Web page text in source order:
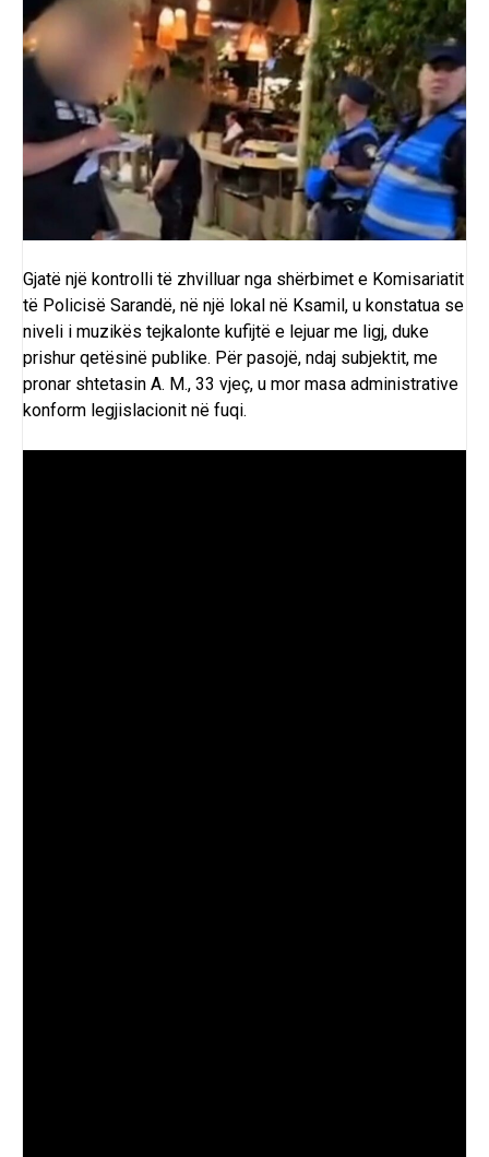
Gjatë një kontrolli të zhvilluar nga shërbimet e Komisariatit
të Policisë Sarandë, në një lokal në Ksamil, u konstatua se
niveli i muzikës tejkalonte kufijtë e lejuar me ligj, duke
prishur qetësinë publike. Për pasojë, ndaj subjektit, me
pronar shtetasin A. M., 33 vjeç, u mor masa administrative
konform legjislacionit në fuqi.